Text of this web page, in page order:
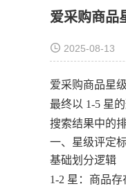
爱采购商品
2025-08-13
爱采购商品星
最终以 1-5 星
搜索结果中的
一、星级评定
基础划分逻辑
1-2 星：商品